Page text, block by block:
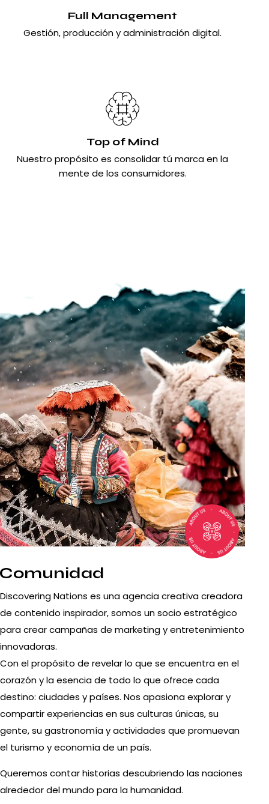
Full Management
Gestión, producción y administración digital.
Top of Mind
Nuestro propósito es consolidar tú marca en la
mente de los consumidores.
Comunidad
Discovering Nations es una agencia creativa creadora
de contenido inspirador, somos un socio estratégico
para crear campañas de marketing y entretenimiento
innovadoras.
Con el propósito de revelar lo que se encuentra en el
corazón y la esencia de todo lo que ofrece cada
destino: ciudades y países. Nos apasiona explorar y
compartir experiencias en sus culturas únicas, su
gente, su gastronomía y actividades que promuevan
el turismo y economía de un país.
Queremos contar historias descubriendo las naciones
alrededor del mundo para la humanidad.